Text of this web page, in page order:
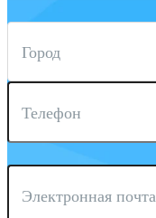
Город
Телефон
Электронная почта